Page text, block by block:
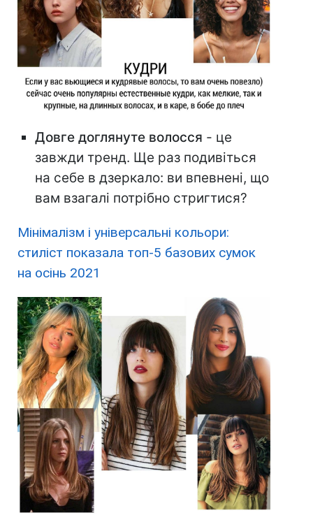
Довге доглянуте волосся - це
завжди тренд. Ще раз подивіться
на себе в дзеркало: ви впевнені, що
вам взагалі потрібно стригтися?
Мінімалізм і універсальні кольори:
стиліст показала топ-5 базових сумок
на осінь 2021